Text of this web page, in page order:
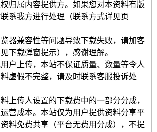
归属内容提供方。如果您对本资料有版
系我方进行处理（联系方式详见页
器兼容性等问题导致下载失败，请加客
下载弹窗提示），感谢理解。
户上传，本站不保证质量、数量等令人
虚假不完整，请及时联系客服投诉处
上传人设置的下载费中的一部分分成，
营成本。本站仅为用户提供资料分享平
料免费共享（平台无费用分成），不提